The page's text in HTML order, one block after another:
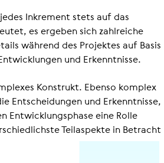
Inkrement stets auf das
es ergeben sich zahlreiche
während des Projektes auf Basis
und Erkenntnisse.
Konstrukt. Ebenso komplex
Entscheidungen und Erkenntnisse,
Entwick­lungs­phase eine Rolle
Teilaspekte in Betracht